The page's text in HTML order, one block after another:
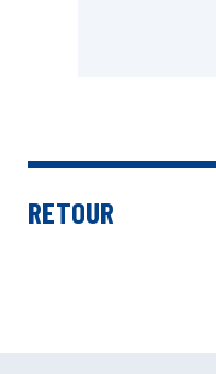
RETOUR